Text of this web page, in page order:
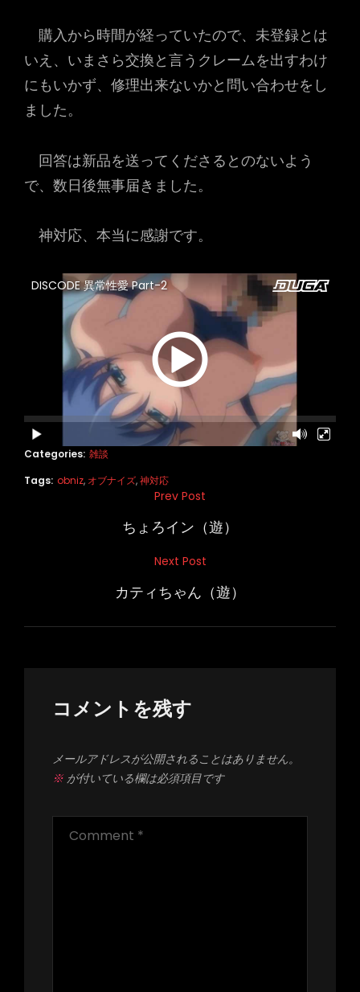
購入から時間が経っていたので、未登録とは
いえ、いまさら交換と言うクレームを出すわけ
にもいかず、修理出来ないかと問い合わせをし
ました。
回答は新品を送ってくださるとのないよう
で、数日後無事届きました。
神対応、本当に感謝です。
Categories: 雑談
Tags: obniz, オブナイズ,神対応
ー
Prev Post
ちょろイン（遊）
Next Post
カティちゃん（遊）
コメントを残す
メールアドレスが公開されることはありません。
※が付いている欄は必須項目です